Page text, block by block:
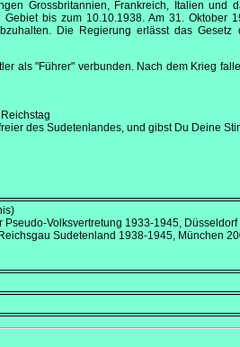
Grossbritannien, Frankreich, Italien und
Gebiet bis zum 10.10.1938. Am 31. Oktober
Die Regierung erlässt das Gesetz
als "Führer" verbunden. Nach dem Krieg
des Sudetenlandes, und gibst Du Deine
Volksvertretung 1933-1945,
Sudetenland 1938-1945, München